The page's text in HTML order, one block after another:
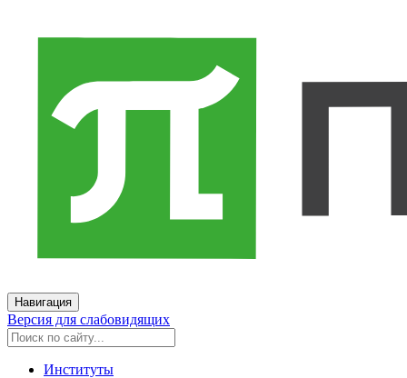
Навигация
Версия для слабовидящих
Институты